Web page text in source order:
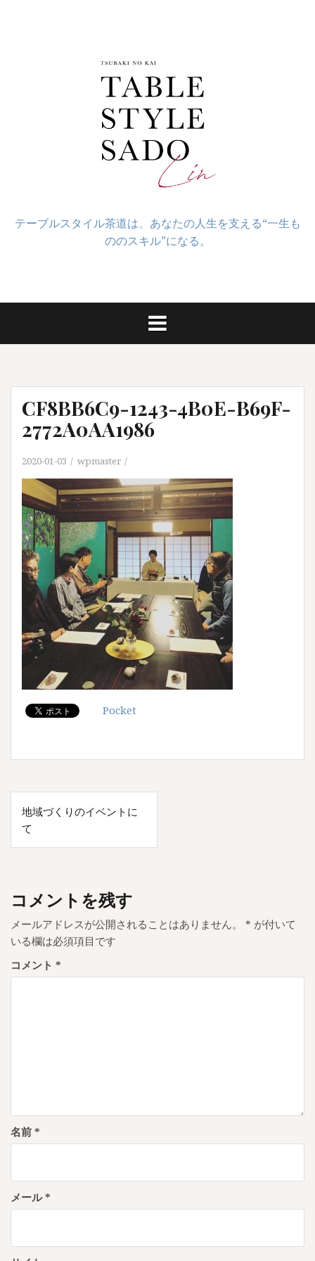
テーブルスタイル茶道は、あなたの人生を支える“一生も
ののスキル”になる。
CF8BB6C9-1243-4B0E-B69F-
2772A0AA1986
2020-01-03 wpmaster
Pocket
投
稿
ナ
ゲ
ー
シ
ョ
地域づくりのイベントに
て
コメントを残す
メールアドレスが公開されることはありません。 * が付いて
いる欄は必須項目です
コメント *
名前 *
メール*